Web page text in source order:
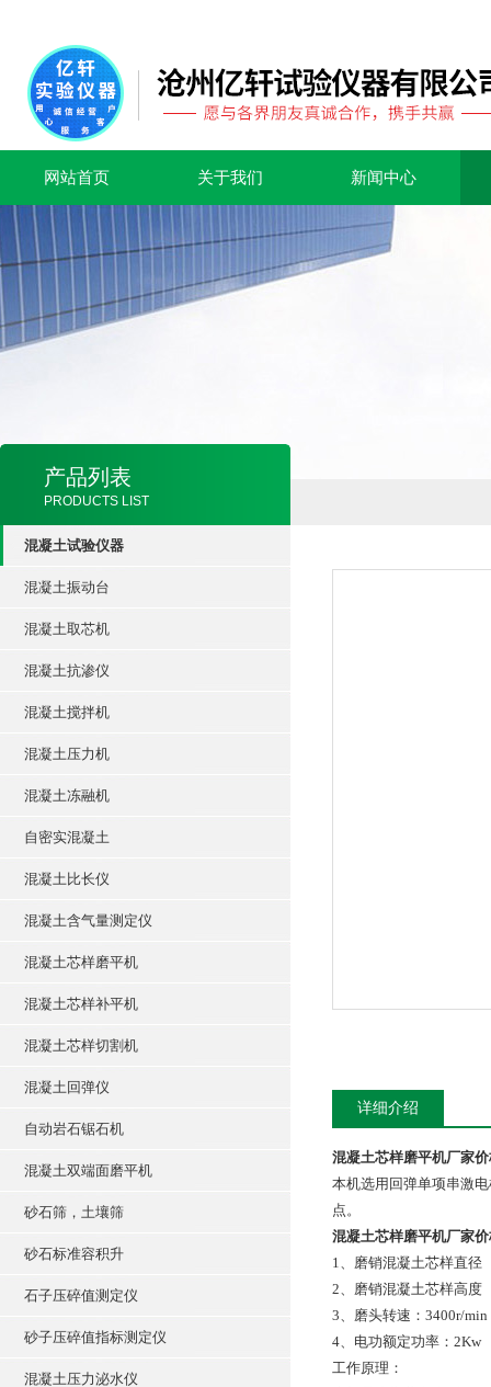
网站首页 关于我们 新闻中心
产品列表
PRODUCTS LIST
混凝土试验仪器
混凝土振动台
混凝土取芯机
混凝土抗渗仪
混凝土搅拌机
混凝土压力机
混凝土冻融机
自密实混凝土
混凝土比长仪
混凝土含气量测定仪
混凝土芯样磨平机
混凝土芯样补平机
混凝土芯样切割机
混凝土回弹仪
自动岩石锯石机
混凝土双端面磨平机
砂石筛，土壤筛
砂石标准容积升
石子压碎值测定仪
砂子压碎值指标测定仪
混凝土压力泌水仪
详细介绍
混凝土芯样磨平机厂家
本机选用回弹单项串激
点。
混凝土芯样磨平机厂家
1、磨销混凝土芯样直径
2、磨销混凝土芯样高度
3、磨头转速：3400r/min
4、电功额定功率：2Kw
工作原理：